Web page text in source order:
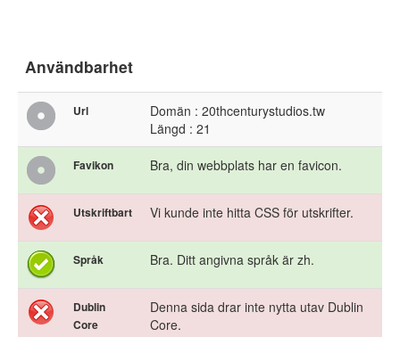
Användbarhet
Url
Domän : 20thcenturystudios.tw
Längd : 21
Favikon Bra, din webbplats har en favicon.
Utskriftbart Vi kunde inte hitta CSS för utskrifter.
Språk Bra. Ditt angivna språk är zh.
Dublin
Core
Denna sida drar inte nytta utav Dublin
Core.